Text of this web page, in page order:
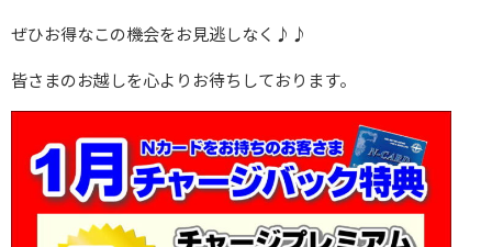
ぜひお得なこの機会をお見逃しなく♪♪
皆さまのお越しを心よりお待ちしております。